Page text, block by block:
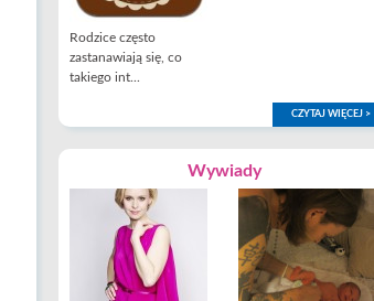
Rodzice często
zastanawiają się, co
takiego int...
CZYTAJ WIĘCEJ >
Wywiady